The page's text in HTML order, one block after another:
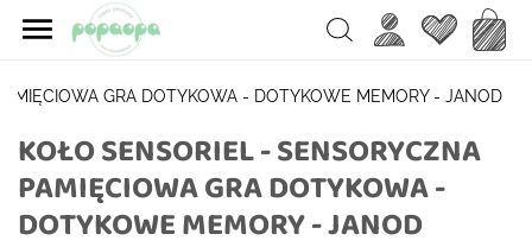
 Search Ulubione
GRA DOTYKOWA - DOTYKOWE MEMORY - JANOD
KOŁO SENSORIEL - SENSORYCZNA
PAMIĘCIOWA GRA DOTYKOWA -
DOTYKOWE MEMORY - JANOD